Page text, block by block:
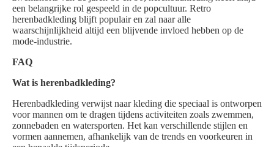
een belangrijke rol gespeeld in de popcultuur. Retro
herenbadkleding blijft populair en zal naar alle
waarschijnlijkheid altijd een blijvende invloed hebben op de
mode-industrie.
FAQ
Wat is herenbadkleding?
Herenbadkleding verwijst naar kleding die speciaal is ontworpen
voor mannen om te dragen tijdens activiteiten zoals zwemmen,
zonnebaden en watersporten. Het kan verschillende stijlen en
vormen aannemen, afhankelijk van de trends en voorkeuren in